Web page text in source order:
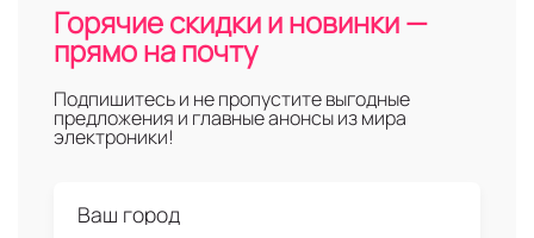
Горячие скидки и новинки —
прямо на почту
Подпишитесь и не пропустите выгодные
предложения и главные анонсы из мира
электроники!